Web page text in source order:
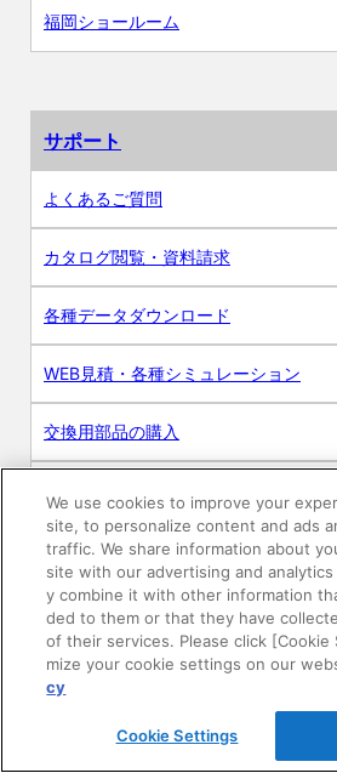
福岡ショールーム
サポート
よくあるご質問
カタログ閲覧・資料請求
各種データダウンロード
WEB見積・各種シミュレーション
交換用部品の購入
お問い合わせ
ログイン
建築・設計関係者様向けサイト
We use cookies to improve your
site, to personalize content and ads
traffic. We share information about
site with our advertising and
y combine it with other information
ded to them or that they have
of their services. Please click
mize your cookie settings on our
cy
Cookie Settings